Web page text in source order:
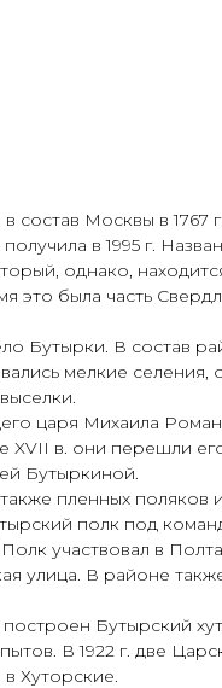
Москвы в 1767
в 1995 г.
однако,
это была часть
Бутырки. В состав
мелкие селения,
царя Михаила
XVII в. они перешли
Бутыркиной.
пленных поляков
полк под
участвовал в
улица. В районе
Бутырский
В 1922 г. две
Хуторские.